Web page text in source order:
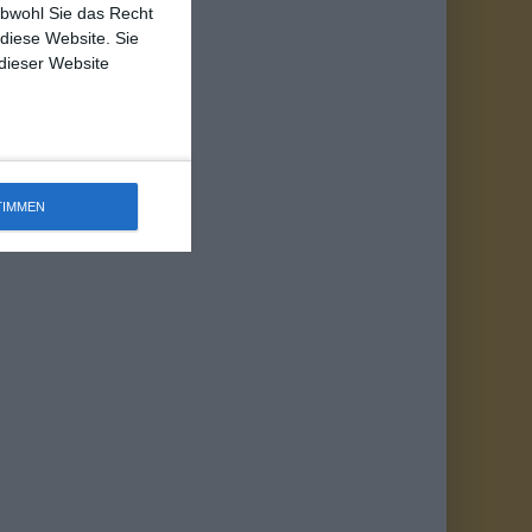
Sie das Recht
Website. Sie
Website